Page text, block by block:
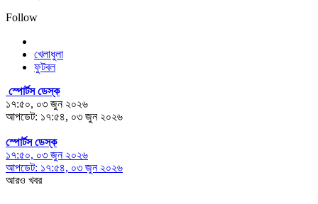
Follow
খেলাধুলা
ফুটবল
স্পোর্টস ডেস্ক
১৭:৫০, ০৩ জুন ২০২৬
আপডেট: ১৭:৫৪, ০৩ জুন ২০২৬
স্পোর্টস ডেস্ক
১৭:৫০, ০৩ জুন ২০২৬
আপডেট: ১৭:৫৪, ০৩ জুন ২০২৬
আরও খবর